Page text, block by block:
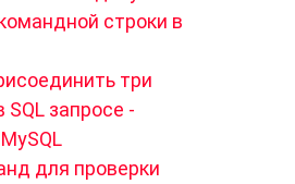
строки в
три
запросе -
для проверки